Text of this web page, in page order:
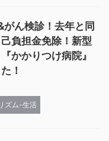
ん検診！去年と同
負担金免除！新型
かかりつけ病院』
！
ズム-生活